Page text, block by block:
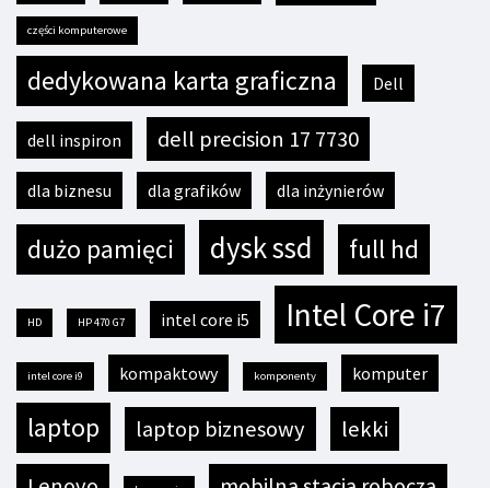
części komputerowe
dedykowana karta graficzna Dell
dell inspiron dell precision 17 7730
dla biznesu dla grafików dla inżynierów
dużo pamięci dysk ssd full hd
HD HP 470 G7 intel core i5 Intel Core i7
intel core i9 kompaktowy komponenty komputer
laptop laptop biznesowy
lekki